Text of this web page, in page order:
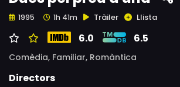
1995 1h 41m Tràiler Llista
6.0 6.5
Comèdia, Familiar, Romàntica
Directors